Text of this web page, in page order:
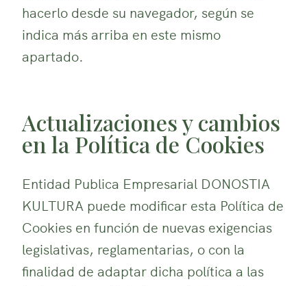
hacerlo desde su navegador, según se
indica más arriba en este mismo
apartado.
Actualizaciones y cambios
en la Política de Cookies
Entidad Publica Empresarial DONOSTIA
KULTURA puede modificar esta Política de
Cookies en función de nuevas exigencias
legislativas, reglamentarias, o con la
finalidad de adaptar dicha política a las